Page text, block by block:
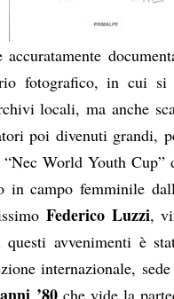
fotografico, in cui si
locali, ma anche
poi divenuti grandi,
World Youth Cup”
in campo femminile
Federico Luzzi,
avvenimenti è
internazionale,
che vide la